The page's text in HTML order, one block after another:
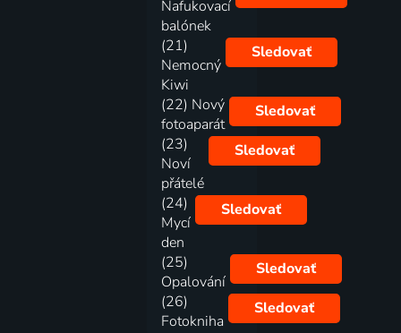
Nafukovací
balónek
(21)
Nemocný
Kiwi
Sledovať
(22) Nový
fotoaparát
Sledovať
(23)
Noví
přátelé
Sledovať
(24)
Mycí
den
Sledovať
(25)
Opalování
Sledovať
(26)
Fotokniha
Sledovať